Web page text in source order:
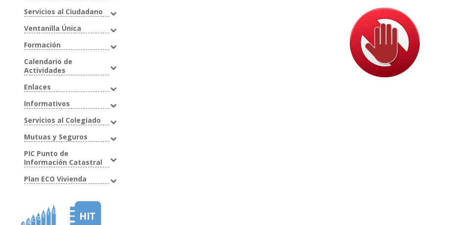
Servicios al Ciudadano
Ventanilla Única
Formación
Calendario de
Actividades
Enlaces
Informativos
Servicios al Colegiado
Mutuas y Seguros
PIC Punto de
Información Catastral
Plan ECO Vivienda